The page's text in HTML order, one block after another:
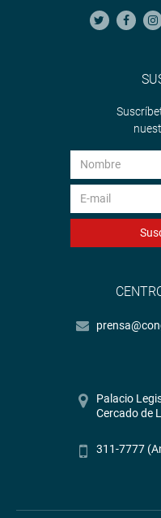
Palacio
Cercado de
311-7777